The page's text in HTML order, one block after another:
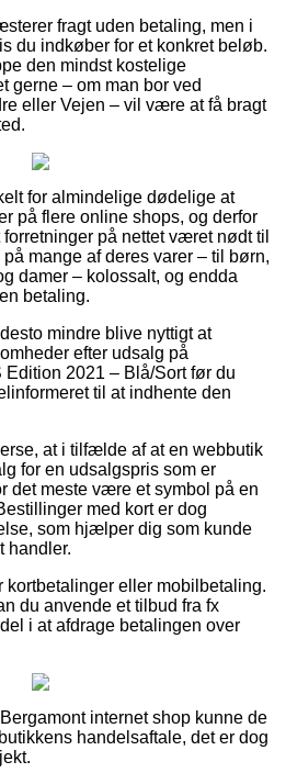
fragt uden betaling, men i
du indkøber for et konkret beløb.
den mindst kostelige
gerne – om man bor ved
eller Vejen – vil være at få bragt
for almindelige dødelige at
på flere online shops, og derfor
på nettet været nødt til
mange af deres varer – til børn,
damer – kolossalt, og endda
betaling.
mindre blive nyttigt at
efter udsalg på
2021 – Blå/Sort før du
til at indhente den
at i tilfælde af at en webbutik
for en udsalgspris som er
det meste være et symbol på en
med kort er dog
som hjælper dig som kunde
handler.
kortbetalinger eller mobilbetaling.
du anvende et tilbud fra fx
i at afdrage betalingen over
internet shop kunne de
handelsaftale, det er dog